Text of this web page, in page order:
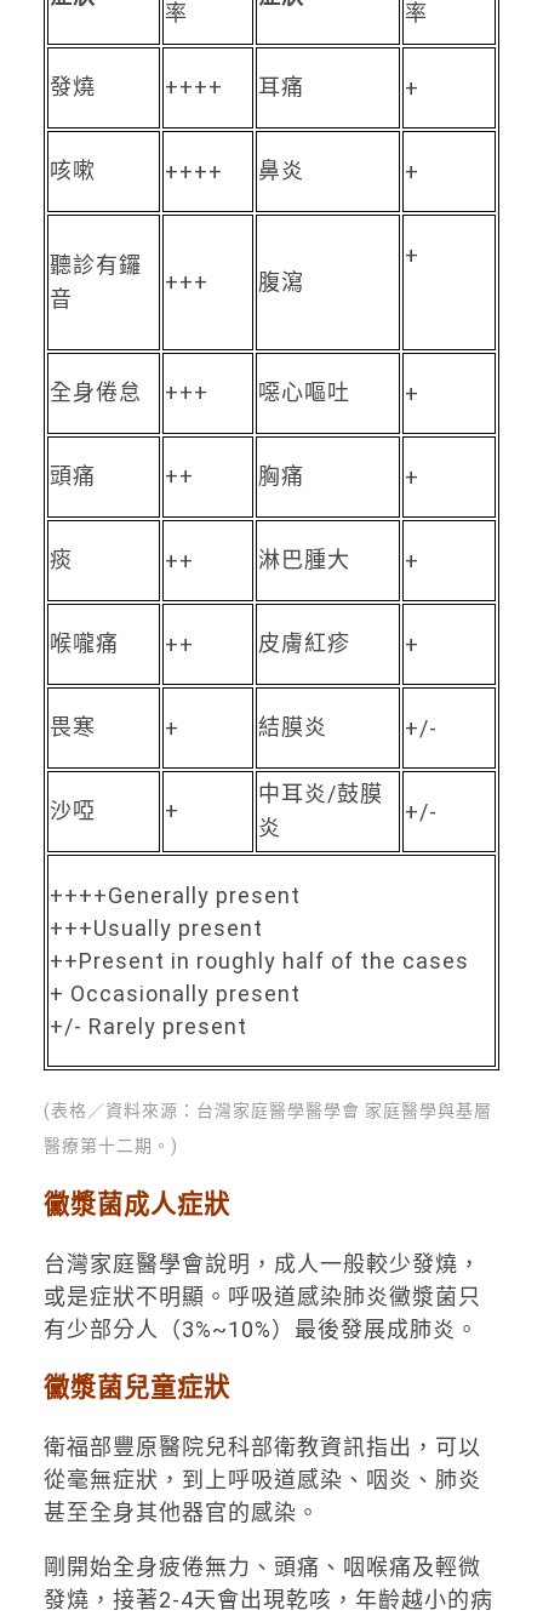
率 率
發燒 ++++ 耳痛 +
咳嗽 ++++ 鼻炎 +
聽診有鑼
音
+++ 腹瀉
+
全身倦怠 +++ 噁心嘔吐 +
頭痛 ++ 胸痛 +
痰 ++ 淋巴腫大 +
喉嚨痛 ++ 皮膚紅疹 +
畏寒 + 結膜炎 +/-
沙啞 +
中耳炎/鼓膜
炎
+/-
++++Generally present
+++Usually present
++Present in roughly half of the cases
+ Occasionally present
+/- Rarely present
(表格／資料來源：台灣家庭醫學醫學會 家庭醫學與基層
醫療第十二期。)
黴漿菌成人症狀
台灣家庭醫學會說明，成人一般較少發燒，
或是症狀不明顯。呼吸道感染肺炎黴漿菌只
有少部分人（3%~10%）最後發展成肺炎。
黴漿菌兒童症狀
衛福部豐原醫院兒科部衛教資訊指出，可以
從毫無症狀，到上呼吸道感染、咽炎、肺炎
甚至全身其他器官的感染。
剛開始全身疲倦無力、頭痛、咽喉痛及輕微
發燒，接著2-4天會出現乾咳，年齡越小的病